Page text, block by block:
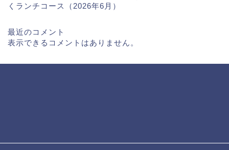
くランチコース（2026年6月）
最近のコメント
表示できるコメントはありません。